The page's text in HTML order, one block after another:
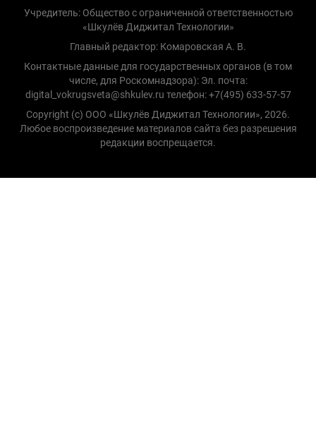
Учредитель: Общество с ограниченной ответственностью
«Шкулёв Диджитал Технологии»
Главный редактор: Комаровская А. В.
Контактные данные для государственных органов (в том
числе, для Роскомнадзора): Эл. почта:
digital_vokrugsveta@shkulev.ru телефон: +7(495) 633-57-57
Copyright (с) ООО «Шкулёв Диджитал Технологии», 2026.
Любое воспроизведение материалов сайта без разрешения
редакции воспрещается.